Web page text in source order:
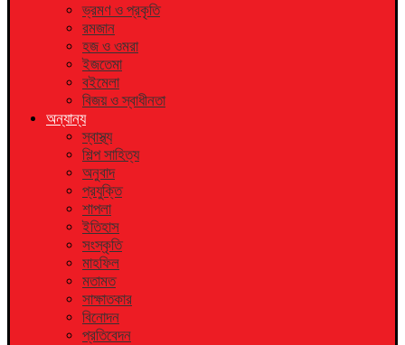
ভ্রমণ ও প্রকৃতি
রমজান
হজ ও ওমরা
ইজতেমা
বইমেলা
বিজয় ও স্বাধীনতা
অন্যান্য
স্বাস্থ্য
শিল্প সাহিত্য
অনুবাদ
প্রযুক্তি
শাপলা
ইতিহাস
সংস্কৃতি
মাহফিল
মতামত
সাক্ষাতকার
বিনোদন
প্রতিবেদন